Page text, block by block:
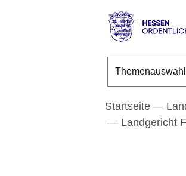
Direkt
Direkt
Direkt
Ordentliche
Themenauswahl
Startseite
Landgericht